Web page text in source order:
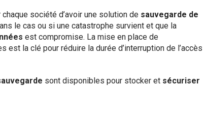
société d’avoir une solution de sauvegarde de
le cas ou si une catastrophe survient et que la
est compromise. La mise en place de
est la clé pour réduire la durée d’interruption de l’accès
sont disponibles pour stocker et sécuriser